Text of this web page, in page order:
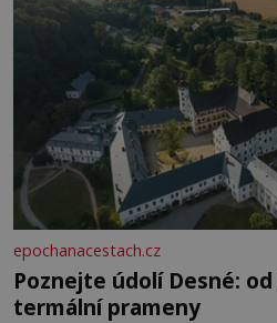
epochanacestach.cz
Poznejte údolí Desné:
termální prameny